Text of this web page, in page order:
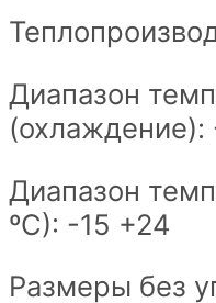
Диапазон
(охлаждение):
Диапазон
ºС): -15 +24
Размеры без